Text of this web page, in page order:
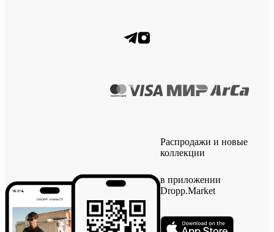
Распродажи и новые
коллекции
в приложении
Dropp.Market